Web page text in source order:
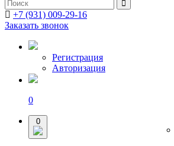
+7 (931) 009-29-16
Заказать звонок
Регистрация
Авторизация
0
0